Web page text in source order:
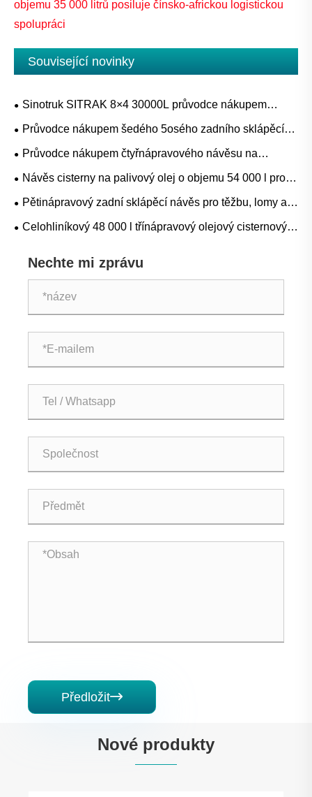
objemu 35 000 litrů posiluje čínsko-africkou logistickou
spolupráci
Související novinky
Sinotruk SITRAK 8×4 30000L průvodce nákupem
cisteren na palivo pro projekty doplňování nafty, benzínu
Průvodce nákupem šedého 5osého zadního sklápěcího
návěsu pro těžbu, lom a přepravu těžkých sypkých
Průvodce nákupem čtyřnápravového návěsu na
cementovou cisternu pro přepravu volně loženého
Návěs cisterny na palivový olej o objemu 54 000 l pro
přepravu hromadného paliva: Aplikace, specifikace a
Pětinápravový zadní sklápěcí návěs pro těžbu, lomy a
stavební hromadnou dopravu
Celohliníkový 48 000 l třínápravový olejový cisternový
Nechte mi zprávu
Předložit
Nové produkty